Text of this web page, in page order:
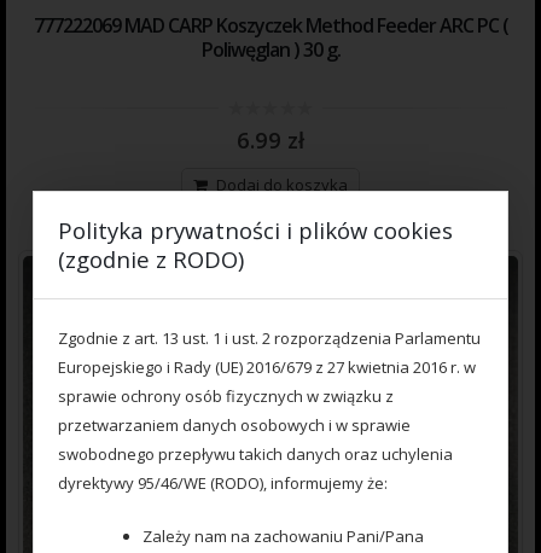
777222069 MAD CARP Koszyczek Method Feeder ARC PC (
Poliwęglan ) 30 g.
out
5
6.99 zł
Dodaj do koszyka
Polityka prywatności i plików cookies
(zgodnie z RODO)
Zgodnie z art. 13 ust. 1 i ust. 2 rozporządzenia Parlamentu
Europejskiego i Rady (UE) 2016/679 z 27 kwietnia 2016 r. w
sprawie ochrony osób fizycznych w związku z
przetwarzaniem danych osobowych i w sprawie
swobodnego przepływu takich danych oraz uchylenia
dyrektywy 95/46/WE (RODO), informujemy że:
Zależy nam na zachowaniu Pani/Pana